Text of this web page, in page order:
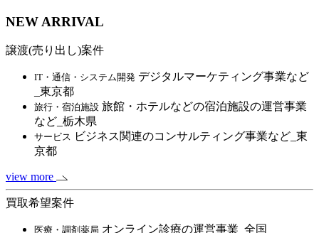
NEW ARRIVAL
譲渡(売り出し)案件
IT・通信・システム開発 デジタルマーケティング事業など
_東京都
旅行・宿泊施設 旅館・ホテルなどの宿泊施設の運営事業
など_栃木県
サービス ビジネス関連のコンサルティング事業など_東
京都
view more
買取希望案件
医療・調剤薬局 オンライン診療の運営事業_全国